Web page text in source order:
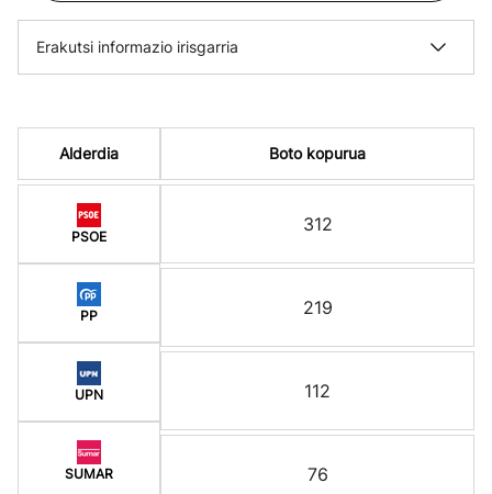
Erakutsi informazio irisgarria
Alderdia
PSOE
PP
UPN
SUMAR
Boto kopurua
312
219
112
76